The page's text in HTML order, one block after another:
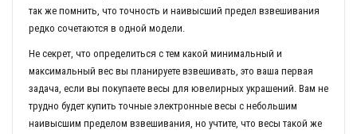
так же помнить, что точность и наивысший предел взвешивания
редко сочетаются в одной модели.
Не секрет, что определиться с тем какой минимальный и
максимальный вес вы планируете взвешивать, это ваша первая
задача, если вы покупаете весы для ювелирных украшений. Вам не
трудно будет купить точные электронные весы с небольшим
наивысшим пределом взвешивания, но учтите, что весы такой же